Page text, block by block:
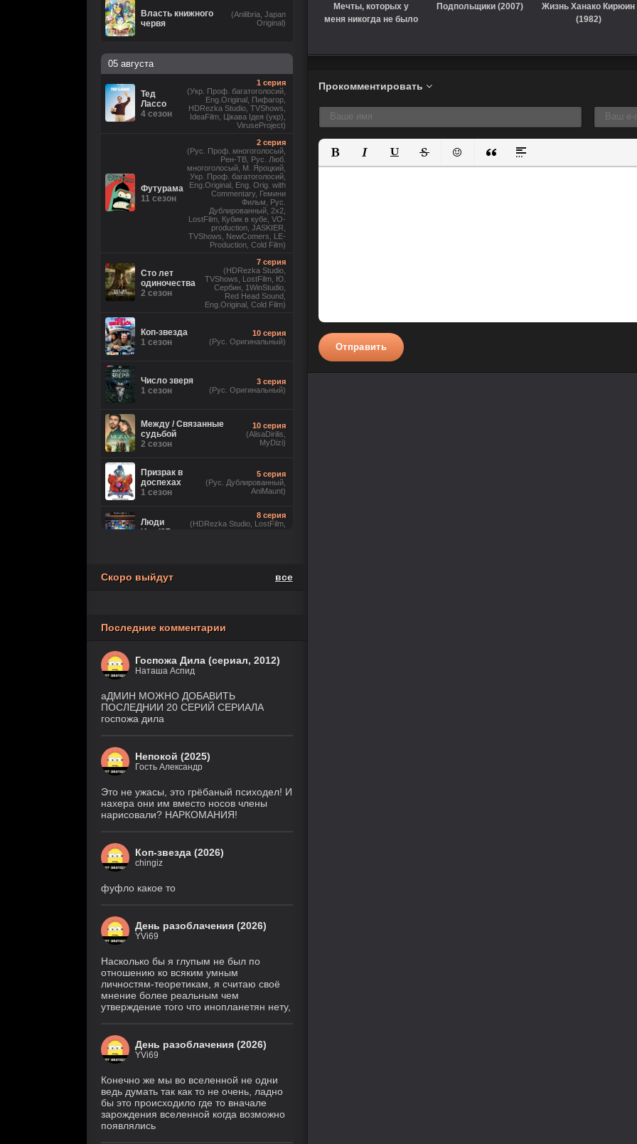
Мечты, которых у
меня никогда не было
Подпольщики (2007)
Жизнь Ханако Кирюин
(1982)
Прокомментировать
Полужирный
КурсивПодчеркнутый
ЗачеркнутыйВставить смайлик
Вставка цитаты
Вставка спойлера
Отправить
Власть книжного
червя
(Anilibria, Japan
Original)
05 августа
Тед
Лассо
4 сезон
1 серия
(Укр. Проф. багатоголосий,
Eng.Original, Пифагор,
HDRezka Studio, TVShows,
IdeaFilm, Цікава Ідея (укр),
ViruseProject)
Футурама
11 сезон
2 серия
(Рус. Проф. многоголосый,
Рен-ТВ, Рус. Люб.
многоголосый, М. Яроцкий,
Укр. Проф. багатоголосий,
Eng.Original, Eng. Orig. with
Commentary, Гемини
Фильм, Рус.
Дублированный, 2x2,
LostFilm, Кубик в кубе, VO-
production, JASKIER,
TVShows, NewComers, LE-
Production, Cold Film)
Сто лет
одиночества
2 сезон
7 серия
(HDRezka Studio,
TVShows, LostFilm, Ю.
Сербин, 1WinStudio,
Red Head Sound,
Eng.Original, Cold Film)
Коп-звезда
1 сезон
10 серия
(Рус. Оригинальный)
Число зверя
1 сезон
3 серия
(Рус. Оригинальный)
Между / Связанные
судьбой
2 сезон
10 серия
(AlisaDirilis,
MyDizi)
Призрак в
доспехах
1 сезон
5 серия
(Рус. Дублированный,
AniMaunt)
Люди
Икс ’97
8 серия
(HDRezka Studio, LostFilm,
Лаки
(LostFilm, HDRezka Studio,
HDrezka Studio (18+),
Девятый джедай
Ира
Игра
Настоящий
8 сезон
HDRezka Studio,
Cold Film, Original)
Скоро выйдут все
Последние комментарии
Госпожа Дила (сериал, 2012)
Наташа Аспид
аДМИН МОЖНО ДОБАВИТЬ
ПОСЛЕДНИИ 20 СЕРИЙ СЕРИАЛА
госпожа дила
Непокой (2025)
Гость Александр
Это не ужасы, это грёбаный психодел! И
нахера они им вместо носов члены
нарисовали? НАРКОМАНИЯ!
Коп-звезда (2026)
chingiz
фуфло какое то
День разоблачения (2026)
YVi69
Насколько бы я глупым не был по
отношению ко всяким умным
личностям-теоретикам, я считаю своё
мнение более реальным чем
утверждение того что инопланетян нету,
День разоблачения (2026)
YVi69
Конечно же мы во вселенной не одни
ведь думать так как то не очень, ладно
бы это происходило где то вначале
зарождения вселенной когда возможно
появлялись